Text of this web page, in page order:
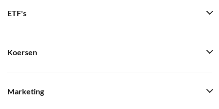
ETF's
Koersen
Marketing